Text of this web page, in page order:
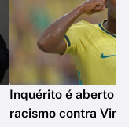
Inquérito é aberto
racismo contra Vini